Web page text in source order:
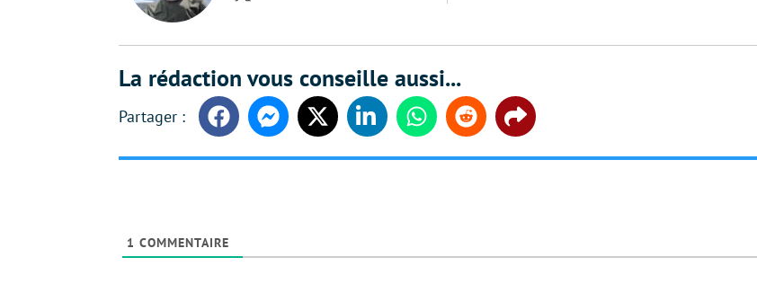
Twitter
La rédaction vous conseille aussi...
FacebookMessengerTwitter LinkedinWhatsappReddit Share
1 COMMENTAIRE